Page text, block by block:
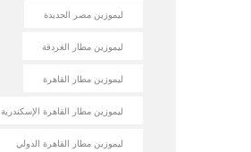
ليموزين مصر الجديدة
ليموزين مطار الغردقة
ليموزين مطار القاهرة
ليموزين مطار القاهرة الإسكندرية
ليموزين مطار القاهرة الدولي